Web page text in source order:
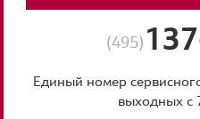
(495)
Единый номер
выходных с